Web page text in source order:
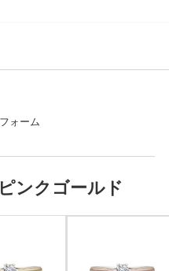
ピンクゴールド